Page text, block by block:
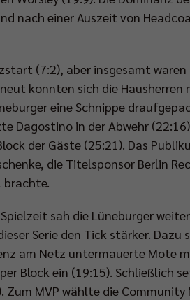
nach einer Auszeit von
(7:2), aber insgesamt waren
konnten sich die
eine Schnippe
Dagostino in der Abwehr
der Gäste (25:21). Das
die Titelsponsor Berlin
brachte.
sah die Lüneburger
Serie den Tick stärker.
am Netz untermauerte Mote
Block ein (19:15). Schließlich
Zum MVP wählte die